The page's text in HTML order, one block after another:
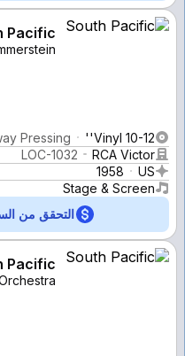
Pacific
Vinyl 10-12''
Pressing
RCA Victor
LOC-1032
US
1958
Stage & Screen
التحقق من
Pacific